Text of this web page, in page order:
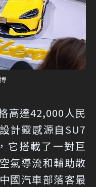
高達42,000人民
計靈感源自SU7
它搭載了一對巨
氣導流和輔助散
國汽車部落客最